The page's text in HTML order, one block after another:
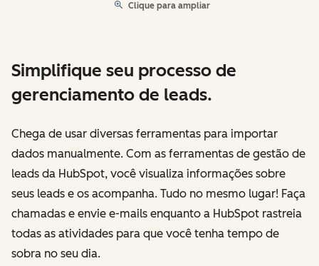
Clique para ampliar
Simplifique seu processo de
gerenciamento de leads.
Chega de usar diversas ferramentas para importar
dados manualmente. Com as ferramentas de gestão de
leads da HubSpot, você visualiza informações sobre
seus leads e os acompanha. Tudo no mesmo lugar! Faça
chamadas e envie e-mails enquanto a HubSpot rastreia
todas as atividades para que você tenha tempo de
sobra no seu dia.